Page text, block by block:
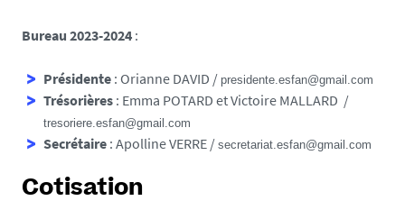
Bureau 2023-2024 :
Présidente : Orianne DAVID / presidente.esfan@gmail.com
Trésorières : Emma POTARD et Victoire MALLARD /
tresoriere.esfan@gmail.com
Secrétaire : Apolline VERRE / secretariat.esfan@gmail.com
Cotisation